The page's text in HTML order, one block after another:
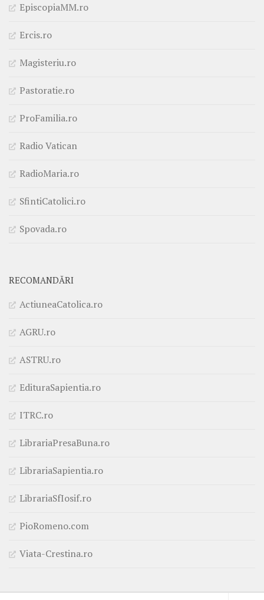
EpiscopiaMM.ro
Ercis.ro
Magisteriu.ro
Pastoratie.ro
ProFamilia.ro
Radio Vatican
RadioMaria.ro
SfintiCatolici.ro
Spovada.ro
RECOMANDĂRI
ActiuneaCatolica.ro
AGRU.ro
ASTRU.ro
EdituraSapientia.ro
ITRC.ro
LibrariaPresaBuna.ro
LibrariaSapientia.ro
LibrariaSfIosif.ro
PioRomeno.com
Viata-Crestina.ro